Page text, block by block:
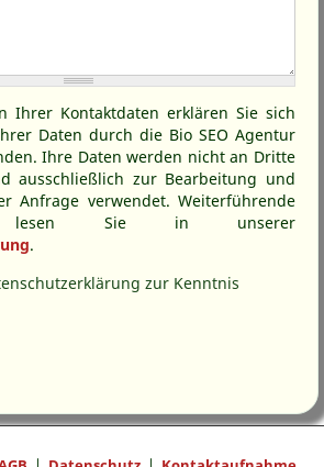
Ihrer Kontaktdaten erklären Sie sich
Daten durch die Bio SEO Agentur
Ihre Daten werden nicht an Dritte
ausschließlich zur Bearbeitung und
Anfrage verwendet. Weiterführende
lesen Sie in unserer
.
*
zur Kenntnis